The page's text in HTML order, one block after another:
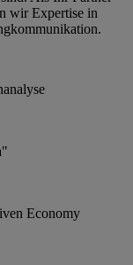
wir Expertise in
Economy